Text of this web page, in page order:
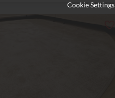
Cookie Settings